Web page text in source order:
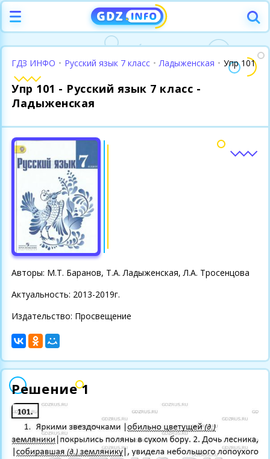
ГДЗ ИНФО • Русский язык 7 класс • Ладыженская • Упр 101
Упр 101 - Русский язык 7 класс -
Ладыженская
Авторы: М.Т. Баранов, Т.А. Ладыженская, Л.А. Тросенцова
Актуальность: 2013-2019г.
Издательство: Просвещение
Решение 1